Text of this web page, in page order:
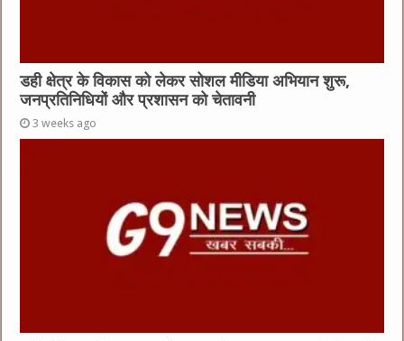
डही क्षेत्र के विकास को लेकर सोशल मीडिया अभियान शुरू,
जनप्रतिनिधियों और प्रशासन को चेतावनी
3 weeks ago